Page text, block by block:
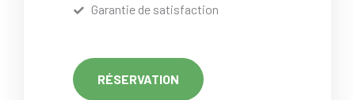
Garantie de satisfaction
RÉSERVATION